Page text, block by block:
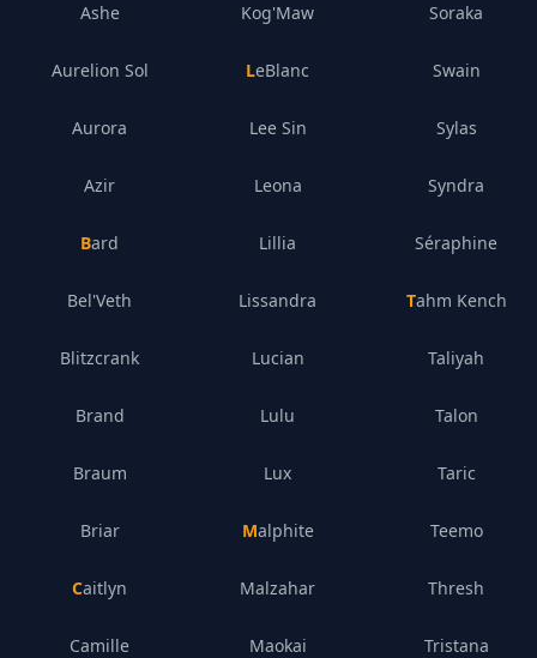
Ashe
Aurelion Sol
Aurora
Azir
Bard
Bel'Veth
Blitzcrank
Brand
Braum
Briar
Caitlyn
Camille
Kog'Maw
LeBlanc
Lee Sin
Leona
Lillia
Lissandra
Lucian
Lulu
Lux
Malphite
Malzahar
Maokai
Soraka
Swain
Sylas
Syndra
Séraphine
Tahm Kench
Taliyah
Talon
Taric
Teemo
Thresh
Tristana